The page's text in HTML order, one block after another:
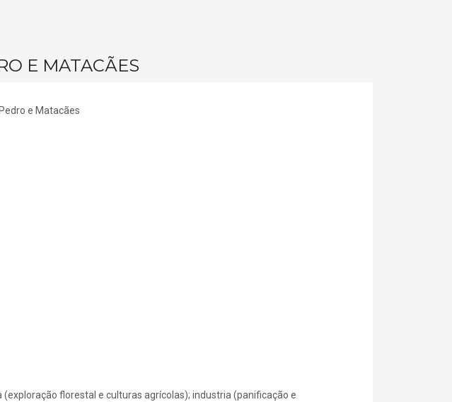
E MATACÃES
florestal e culturas agrícolas); industria (panificação e